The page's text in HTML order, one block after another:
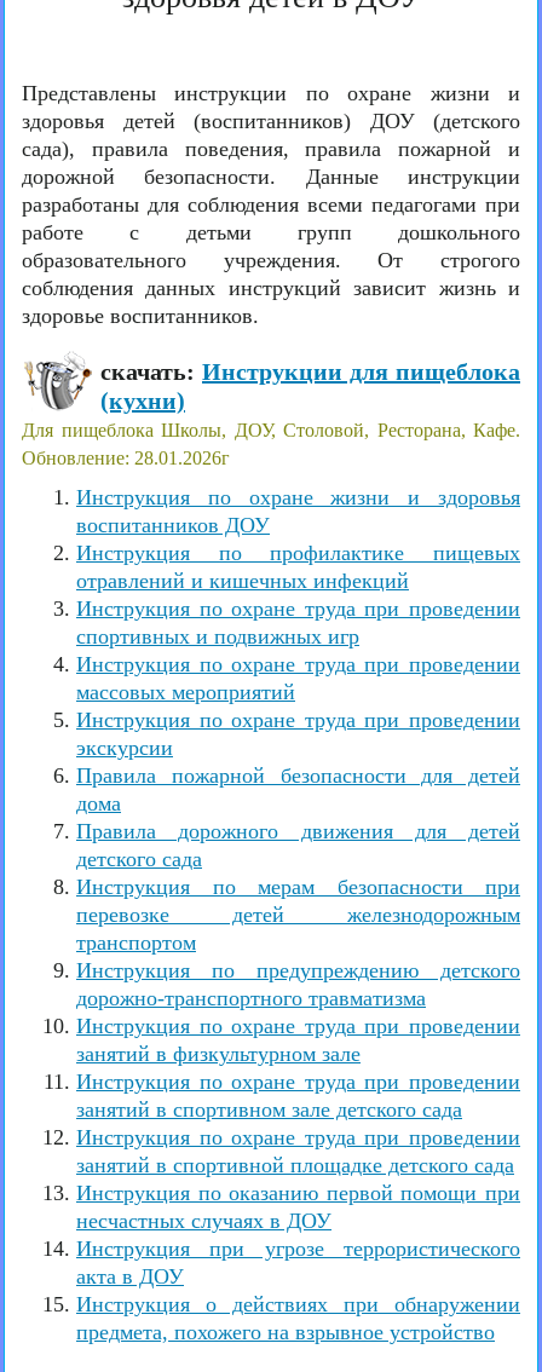
Представлены инструкции по охране жизни и
здоровья детей (воспитанников) ДОУ (детского
сада), правила поведения, правила пожарной и
дорожной безопасности. Данные инструкции
разработаны для соблюдения всеми педагогами при
работе с детьми групп дошкольного
образовательного учреждения. От строгого
соблюдения данных инструкций зависит жизнь и
здоровье воспитанников.
скачать: Инструкции для пищеблока
(кухни)
Для пищеблока Школы, ДОУ, Столовой, Ресторана, Кафе.
Обновление: 28.01.2026г
Инструкция по охране жизни и здоровья
воспитанников ДОУ
Инструкция по профилактике пищевых
отравлений и кишечных инфекций
Инструкция по охране труда при проведении
спортивных и подвижных игр
Инструкция по охране труда при проведении
массовых мероприятий
Инструкция по охране труда при проведении
экскурсии
Правила пожарной безопасности для детей
дома
Правила дорожного движения для детей
детского сада
Инструкция по мерам безопасности при
перевозке детей железнодорожным
транспортом
Инструкция по предупреждению детского
дорожно-транспортного травматизма
Инструкция по охране труда при проведении
занятий в физкультурном зале
Инструкция по охране труда при проведении
занятий в спортивном зале детского сада
Инструкция по охране труда при проведении
занятий в спортивной площадке детского сада
Инструкция по оказанию первой помощи при
несчастных случаях в ДОУ
Инструкция при угрозе террористического
акта в ДОУ
Инструкция о действиях при обнаружении
предмета, похожего на взрывное устройство